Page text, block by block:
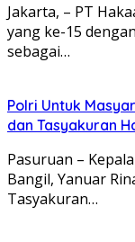
Jakarta, – PT
yang ke-15
sebagai…
Polri Untuk
dan Tasyakuran
Pasuruan –
Bangil, Yanuar
Tasyakuran…